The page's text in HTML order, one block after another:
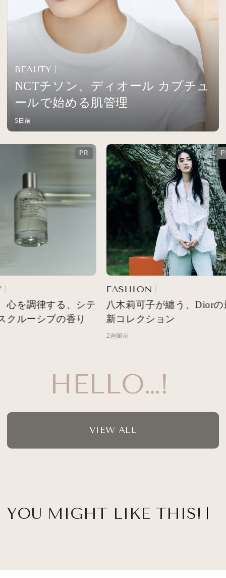
BEAUTY
NCTチソン、ディオール カプチュ
ールで始める肌管理
5日前
HELLO…!
を調律する、シテ
ルーシブの香り
FASHION
八木莉可子が纏う、Diorの
新コレクション
2週間前
VIEW ALL
YOU MIGHT LIKE THIS!